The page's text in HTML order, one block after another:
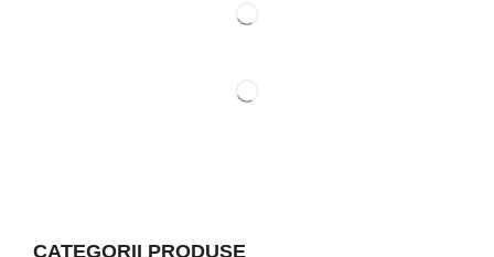
CATEGORII PRODUSE